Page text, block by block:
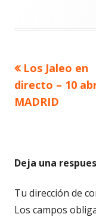
Navegación
de
Artículo
anterior
Los Jaleo en
directo – 10
MADRID
Deja una
Tu dirección de
Los campos